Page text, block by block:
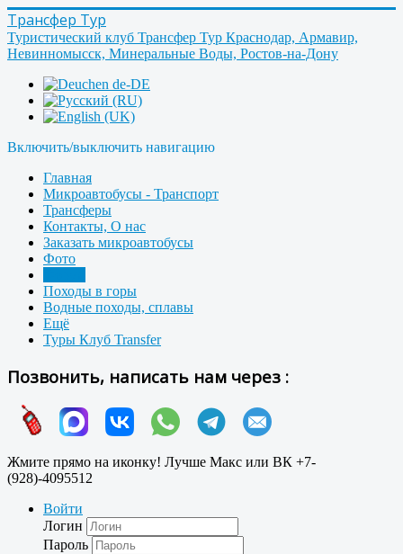
Трансфер Тур
Туристический клуб Трансфер Тур Краснодар, Армавир,
Невинномысск, Минеральные Воды, Ростов-на-Дону
Включить/выключить навигацию
Главная
Микроавтобусы - Транспорт
Трансферы
Контакты, О нас
Заказать микроавтобусы
Фото
Походы в горы
Водные походы, сплавы
Ещё
Туры Клуб Transfer
Позвонить, написать нам через :
Жмите прямо на иконку! Лучше Макс или ВК +7-
(928)-4095512
Войти
Логин
Пароль